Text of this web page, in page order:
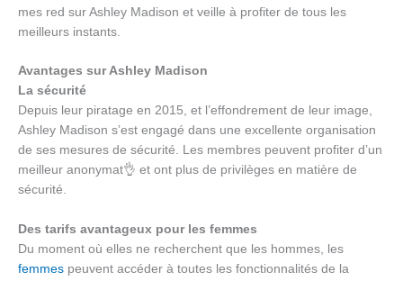
mes red sur Ashley Madison et veille à profiter de tous les
meilleurs instants.
Avantages sur Ashley Madison
La sécurité
Depuis leur piratage en 2015, et l’effondrement de leur image,
Ashley Madison s’est engagé dans une excellente organisation
de ses mesures de sécurité. Les membres peuvent profiter d’un
meilleur anonymat👌 et ont plus de privilèges en matière de
sécurité.
Des tarifs avantageux pour les femmes
Du moment où elles ne recherchent que les hommes, les
femmes peuvent accéder à toutes les fonctionnalités de la